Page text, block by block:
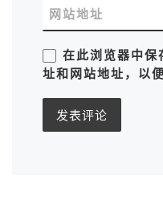
网站地址
在此浏览器中保
址和网站地址，以